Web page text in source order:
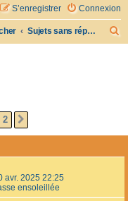
Connexion
S’enregistrer
Sujets sans réponse
h
r
AVANCÉE
2
avr. 2025 22:25
ensoleillée